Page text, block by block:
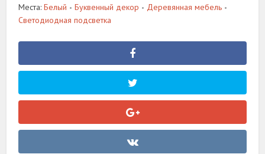
Места:Белый • Буквенный декор • Деревянная мебель •
Светодиодная подсветка